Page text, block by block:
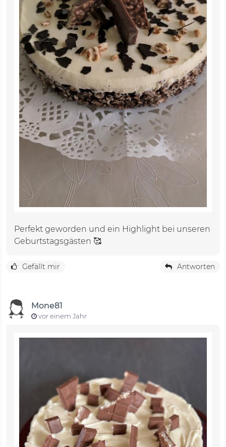
Perfekt geworden und ein Highlight bei unseren
Geburtstagsgästen 🥰
Gefällt mir Antworten
Mone81
vor einem Jahr